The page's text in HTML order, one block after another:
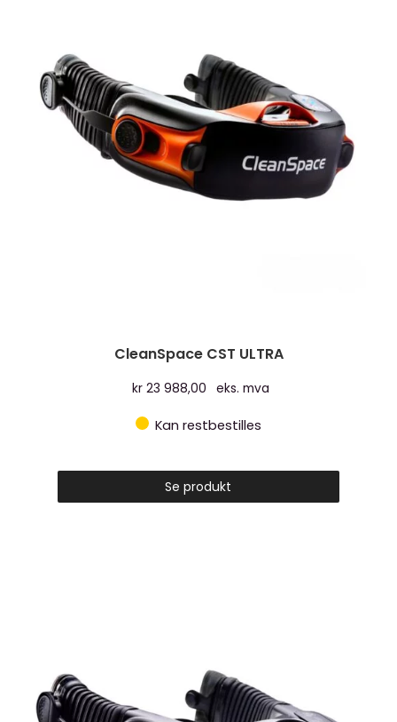
CleanSpace CST ULTRA
kr23 988,00 eks. mva
Kan restbestilles
Se produkt